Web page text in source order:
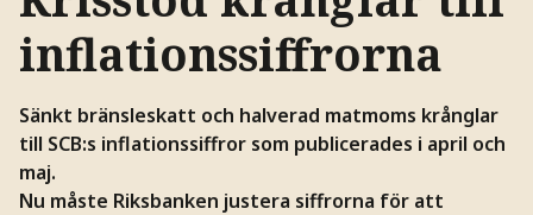
inflationssiffrorna
Sänkt bränsleskatt och halverad matmoms krånglar
till SCB:s inflationssiffror som publicerades i april och
maj.
Nu måste Riksbanken justera siffrorna för att